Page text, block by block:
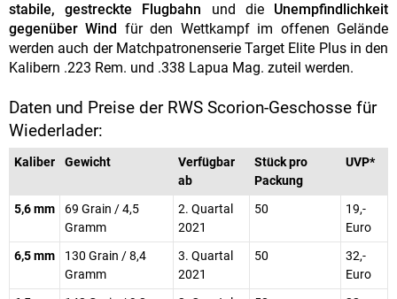
stabile, gestreckte Flugbahn und die Unempfindlichkeit
gegenüber Wind für den Wettkampf im offenen Gelände
werden auch der Matchpatronenserie Target Elite Plus in den
Kalibern .223 Rem. und .338 Lapua Mag. zuteil werden.
Daten und Preise der RWS Scorion-Geschosse für
Wiederlader:
Kaliber Gewicht
Verfügbar
ab
Stück pro
Packung
UVP*
5,6 mm
69 Grain / 4,5
Gramm
2. Quartal
2021
50
19,-
Euro
6,5 mm
130 Grain / 8,4
Gramm
3. Quartal
2021
50
32,-
Euro